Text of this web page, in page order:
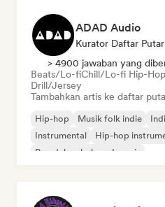
ADAD Audio
Kurator Daftar Putar
> 4900 jawaban yang
Beats/Lo-fiChill/Lo-fi Hip-Hop
Drill/Jersey
Tambahkan artis ke daftar
Hip-hop Musik folk indie
Instrumental
Hip-hop
Rap dalam bahasa Inggris